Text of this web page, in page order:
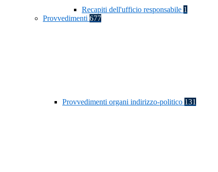
Recapiti dell'ufficio responsabile 1
Provvedimenti 677
Provvedimenti organi indirizzo-politico 131